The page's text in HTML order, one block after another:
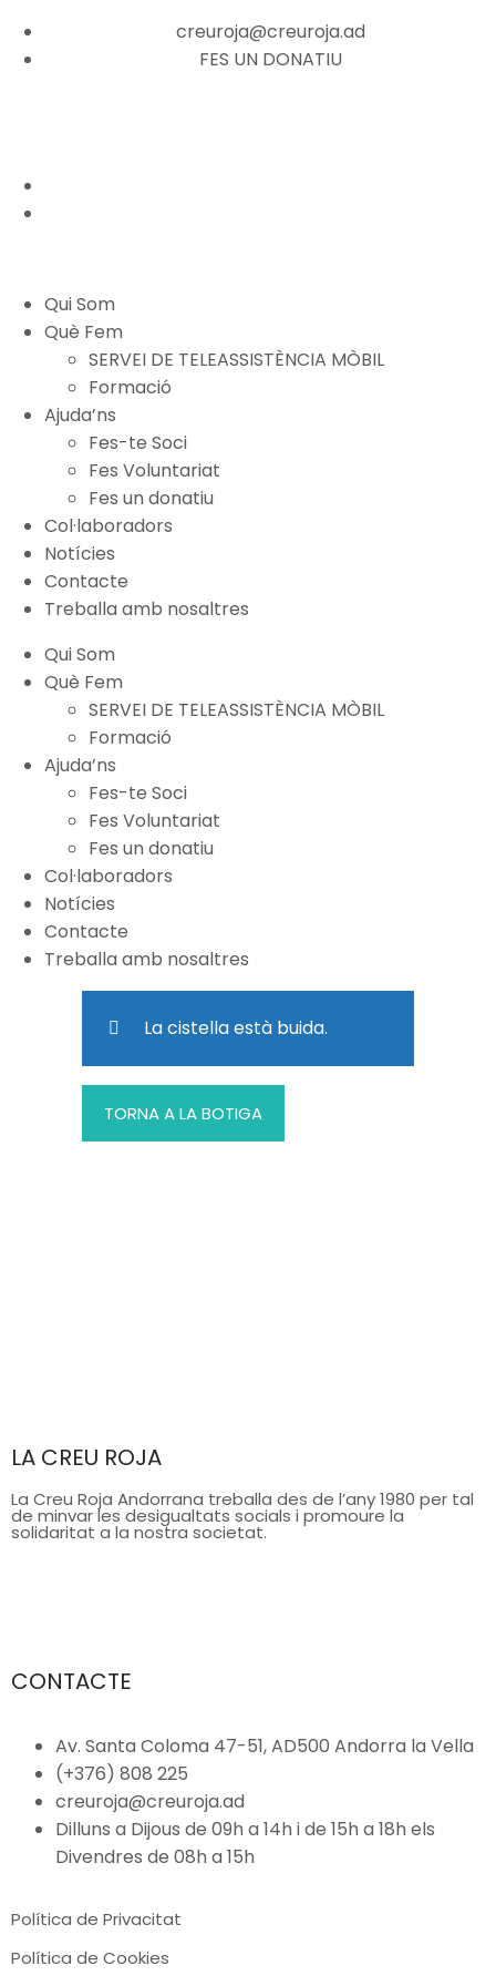
creuroja@creuroja.ad
FES UN DONATIU
Qui Som
Què Fem
SERVEI DE TELEASSISTÈNCIA MÒBIL
Formació
Ajuda’ns
Fes-te Soci
Fes Voluntariat
Fes un donatiu
Col·laboradors
Notícies
Contacte
Treballa amb nosaltres
Qui Som
Què Fem
SERVEI DE TELEASSISTÈNCIA MÒBIL
Formació
Ajuda’ns
Fes-te Soci
Fes Voluntariat
Fes un donatiu
Col·laboradors
Notícies
Contacte
Treballa amb nosaltres
La cistella està buida.
TORNA A LA BOTIGA
LA CREU ROJA
La Creu Roja Andorrana treballa des de l’any 1980 per tal
de minvar les desigualtats socials i promoure la
solidaritat a la nostra societat.
CONTACTE
Av. Santa Coloma 47-51, AD500 Andorra la Vella
(+376) 808 225
creuroja@creuroja.ad
Dilluns a Dijous de 09h a 14h i de 15h a 18h els
Divendres de 08h a 15h
Política de Privacitat
Política de Cookies